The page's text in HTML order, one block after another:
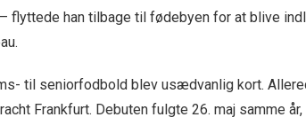
flyttede han tilbage til fødebyen for at blive
til seniorfodbold blev usædvanlig kort.
Frankfurt. Debuten fulgte 26. maj samme